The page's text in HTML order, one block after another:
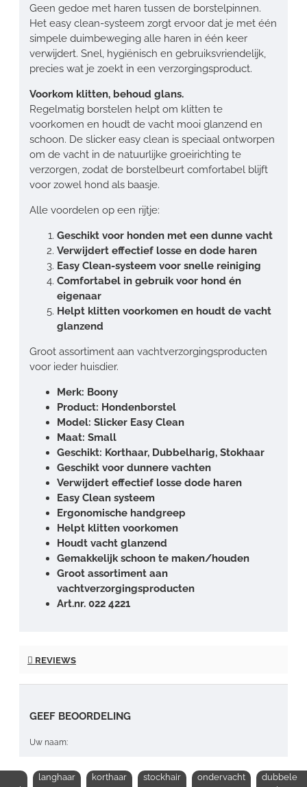
Geen gedoe met haren tussen de borstelpinnen.
Het easy clean-systeem zorgt ervoor dat je met één
simpele duimbeweging alle haren in één keer
verwijdert. Snel, hygiënisch en gebruiksvriendelijk,
precies wat je zoekt in een verzorgingsproduct.
Voorkom klitten, behoud glans.
Regelmatig borstelen helpt om klitten te
voorkomen en houdt de vacht mooi glanzend en
schoon. De slicker easy clean is speciaal ontworpen
om de vacht in de natuurlijke groeirichting te
verzorgen, zodat de borstelbeurt comfortabel blijft
voor zowel hond als baasje.
Alle voordelen op een rijtje:
Geschikt voor honden met een dunne vacht
Verwijdert effectief losse en dode haren
Easy Clean-systeem voor snelle reiniging
Comfortabel in gebruik voor hond én
eigenaar
Helpt klitten voorkomen en houdt de vacht
glanzend
Groot assortiment aan vachtverzorgingsproducten
voor ieder huisdier.
Merk: Boony
Product: Hondenborstel
Model: Slicker Easy Clean
Maat: Small
Geschikt: Korthaar, Dubbelharig, Stokhaar
Geschikt voor dunnere vachten
Verwijdert effectief losse dode haren
Easy Clean systeem
Ergonomische handgreep
Helpt klitten voorkomen
Houdt vacht glanzend
Gemakkelijk schoon te maken/houden
Groot assortiment aan
vachtverzorgingsproducten
Art.nr. 022 4221
REVIEWS
GEEF BEOORDELING
Uw naam:
Opmerking:
langhaar korthaar stockhair ondervacht
dubbele